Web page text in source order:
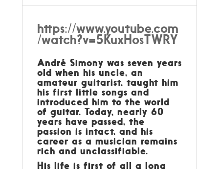
https://www.youtube.com
/watch?v=5KuxHosTWRY
André Simony was seven years
old when his uncle, an
amateur guitarist, taught him
his first little songs and
introduced him to the world
of guitar. Today, nearly 60
years have passed, the
passion is intact, and his
career as a musician remains
rich and unclassifiable.
His life is first of all a long